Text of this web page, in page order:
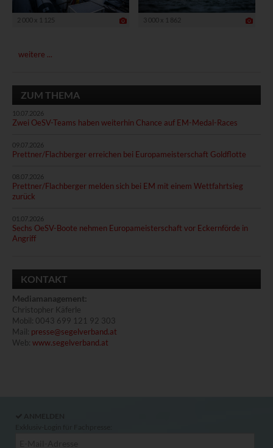
2 000 x 1 125 3 000 x 1 862
weitere ...
ZUM THEMA
10.07.2026
Zwei OeSV-Teams haben weiterhin Chance auf EM-Medal-Races
09.07.2026
Prettner/Flachberger erreichen bei Europameisterschaft Goldflotte
08.07.2026
Prettner/Flachberger melden sich bei EM mit einem Wettfahrtsieg
zurück
01.07.2026
Sechs OeSV-Boote nehmen Europameisterschaft vor Eckernförde in
Angriff
KONTAKT
Mediamanagement:
Christopher Käferle
Mobil: 0043 699 121 92 303
Mail: presse@segelverband.at
Web: www.segelverband.at